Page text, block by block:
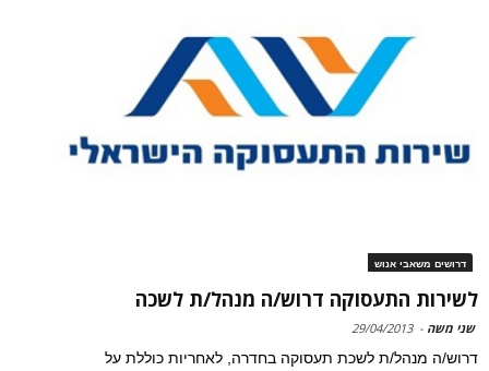
דרושים משאבי אנוש
לשירות התעסוקה דרוש/ה מנהל/ת לשכה
שני משה -
29/04/2013
דרוש/ה מנהל/ת לשכת תעסוקה בחדרה, לאחריות כוללת על